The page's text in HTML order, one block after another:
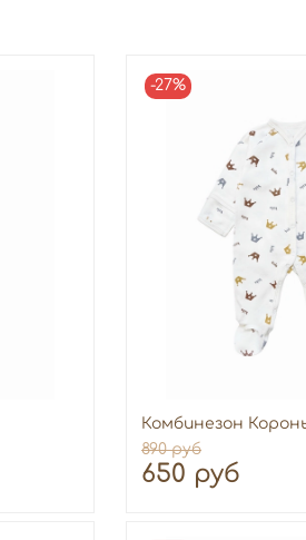
-27%
Комбинезон
890 руб
650 руб